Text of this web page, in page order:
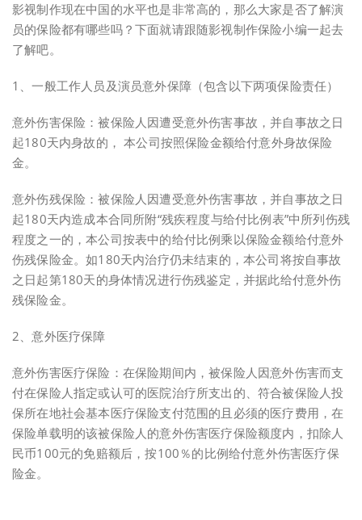
影视制作现在中国的水平也是非常高的，那么大家是否了解演
员的保险都有哪些吗？下面就请跟随影视制作保险小编一起去
了解吧。
1、一般工作人员及演员意外保障（包含以下两项保险责任）
意外伤害保险：被保险人因遭受意外伤害事故，并自事故之日
起180天内身故的， 本公司按照保险金额给付意外身故保险
金。
意外伤残保险：被保险人因遭受意外伤害事故，并自事故之日
起180天内造成本合同所附“残疾程度与给付比例表”中所列伤残
程度之一的，本公司按表中的给付比例乘以保险金额给付意外
伤残保险金。如180天内治疗仍未结束的，本公司将按自事故
之日起第180天的身体情况进行伤残鉴定，并据此给付意外伤
残保险金。
2、意外医疗保障
意外伤害医疗保险：在保险期间内，被保险人因意外伤害而支
付在保险人指定或认可的医院治疗所支出的、符合被保险人投
保所在地社会基本医疗保险支付范围的且必须的医疗费用，在
保险单载明的该被保险人的意外伤害医疗保险额度内，扣除人
民币100元的免赔额后，按100％的比例给付意外伤害医疗保
险金。